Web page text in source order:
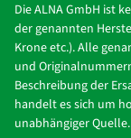
Die ALNA GmbH ist
der genannten
Krone etc.). Alle
und
Beschreibung der
handelt es sich um
unabhängiger Quelle.